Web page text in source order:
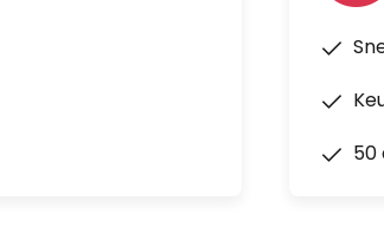
50